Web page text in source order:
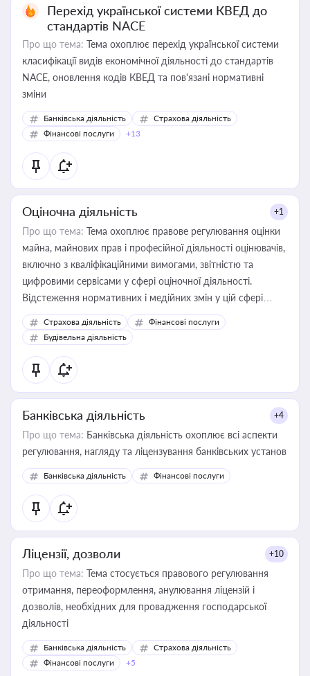
Перехід української системи КВЕД до
стандартів NACE
Про що тема: Тема охоплює перехід української системи
класифікації видів економічної діяльності до стандартів
NACE, оновлення кодів КВЕД та пов'язані нормативні
зміни
Банківська діяльність
Страхова діяльність
Фінансові послуги
+13
Оціночна діяльність +1
Про що тема: Тема охоплює правове регулювання оцінки
майна, майнових прав і професійної діяльності оцінювачів,
включно з кваліфікаційними вимогами, звітністю та
цифровими сервісами у сфері оціночної діяльності.
Відстеження нормативних і медійних змін у цій сфері
корисне для власника бізнесу, керівника, юриста або
бухгалтера під час оподаткування, приватизації, оренди
державного майна, корпоративних угод і перевірки
статусу суб'єктів оціночної діяльності
Страхова діяльність
Фінансові послуги
Будівельна діяльність
Банківська діяльність +4
Про що тема: Банківська діяльність охоплює всі аспекти
регулювання, нагляду та ліцензування банківських установ
Банківська діяльність Фінансові послуги
Ліцензії, дозволи +10
Про що тема: Тема стосується правового регулювання
отримання, переоформлення, анулювання ліцензій і
дозволів, необхідних для провадження господарської
діяльності
Банківська діяльність
Страхова діяльність
Фінансові послуги
+5